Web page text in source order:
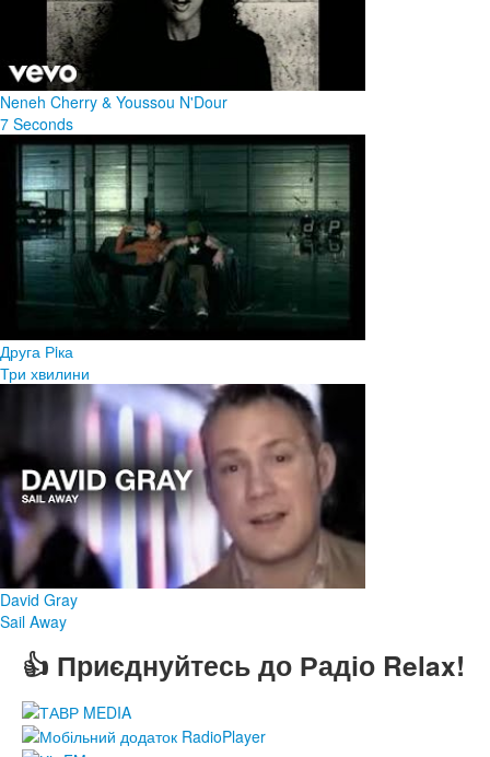
Neneh Cherry & Youssou N'Dour
7 Seconds
Друга Рiка
Три хвилини
David Gray
Sail Away
👍 Приєднуйтесь до Радіо Relax!